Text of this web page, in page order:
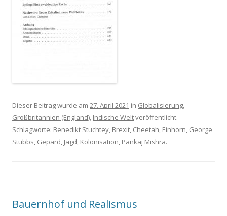
Dieser Beitrag wurde am 27. April 2021 in Globalisierung,
Großbritannien (England), Indische Weltveröffentlicht.
Schlagworte: Benedikt Stuchtey, Brexit, Cheetah, Einhorn, George
Stubbs, Gepard, Jagd, Kolonisation, Pankaj Mishra.
Bauernhof und Realismus